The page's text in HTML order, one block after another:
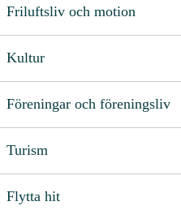
Friluftsliv och motion
Kultur
Föreningar och föreningsliv
Turism
Flytta hit